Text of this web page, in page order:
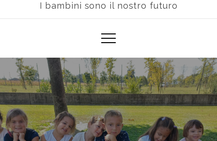
I bambini sono il nostro futuro